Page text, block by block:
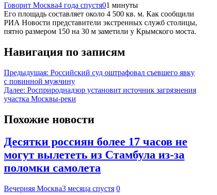
Говорит Москва4 года спустя01 минуты
Его площадь составляет около 4 500 кв. м. Как сообщили
РИА Новости представители экстренных служб столицы,
пятно размером 150 на 30 м заметили у Крымского моста.
Навигация по записям
Предыдущая: Российский суд оштрафовал съевшего явку
с повинной мужчину
Далее: Росприроднадзор установит источник загрязнения
участка Москвы-реки
Похожие новости
Десятки россиян более 17 часов не
могут вылететь из Стамбула из-за
поломки самолета
Вечерняя Москва3 месяца спустя 0